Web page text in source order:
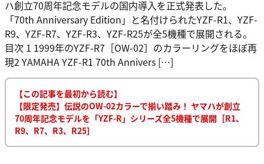
ハ創立70周年記念モデルの国内導入を正式発表した。
「70th Anniversary Edition」と名付けられたYZF-R1、YZF-
R9、YZF-R7、YZF-R3、YZF-R25が全5機種で展開される。
目次 1 1999年のYZF-R7［OW-02］のカラーリングをほぼ再
現2 YAMAHA YZF-R1 70th Annivers […]
【この記事を最初から読む】
【限定発売】伝説のOW-02カラーで揃い踏み！ ヤマハが創立
70周年記念モデルを「YZF-R」シリーズ全5機種で展開［R1、
R9、R7、R3、R25］